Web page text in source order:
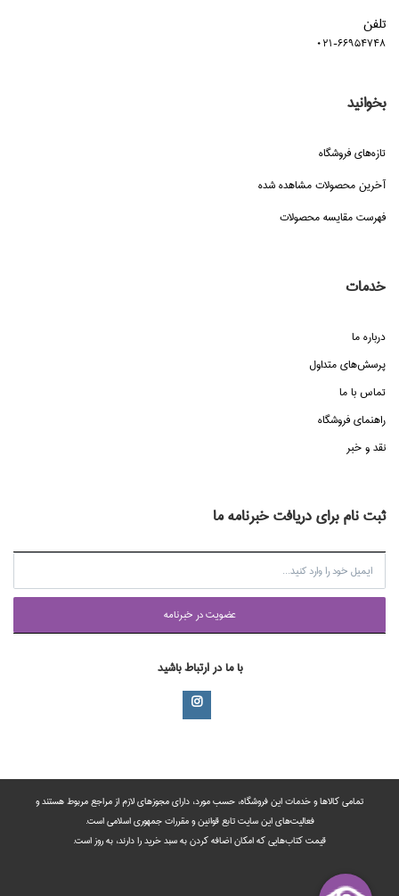
تلفن
021-66954748
بخوانید
تازه‌هاي فروشگاه
آخرین محصولات مشاهده شده
فهرست مقایسه محصولات
خدمات
درباره ما
پرسش‌هاي متداول
تماس با ما
راهنماي فروشگاه
نقد و خبر
ثبت نام برای دریافت خبرنامه ما
عضويت در خبرنامه
با ما در ارتباط باشید
تمامی‌ کالاها و خدمات این فروشگاه، حسب مورد،‌ دارای مجوزهای لازم از مراجع مربوط هستند ‌و‌‌
فعالیت‌های این سایت تابع قوانین و مقررات جمهوری اسلامی است.
قیمت کتاب‌هایی که امکان اضافه کردن به سبد خرید را دارند،‌ به روز است.